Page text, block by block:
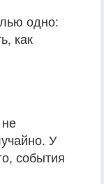
одно:
как
У
события